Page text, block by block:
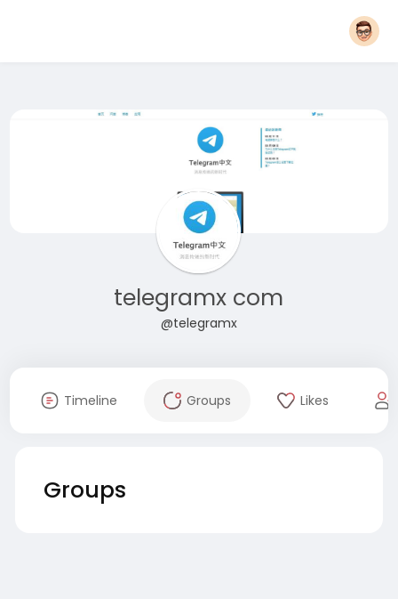
telegramx com
@telegramx
Timeline Groups Likes
Groups